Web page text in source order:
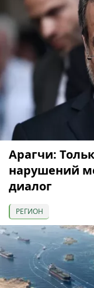
Арагчи:
нарушений
диалог
РЕГИОН